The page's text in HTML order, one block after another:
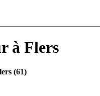
à Flers
(61)